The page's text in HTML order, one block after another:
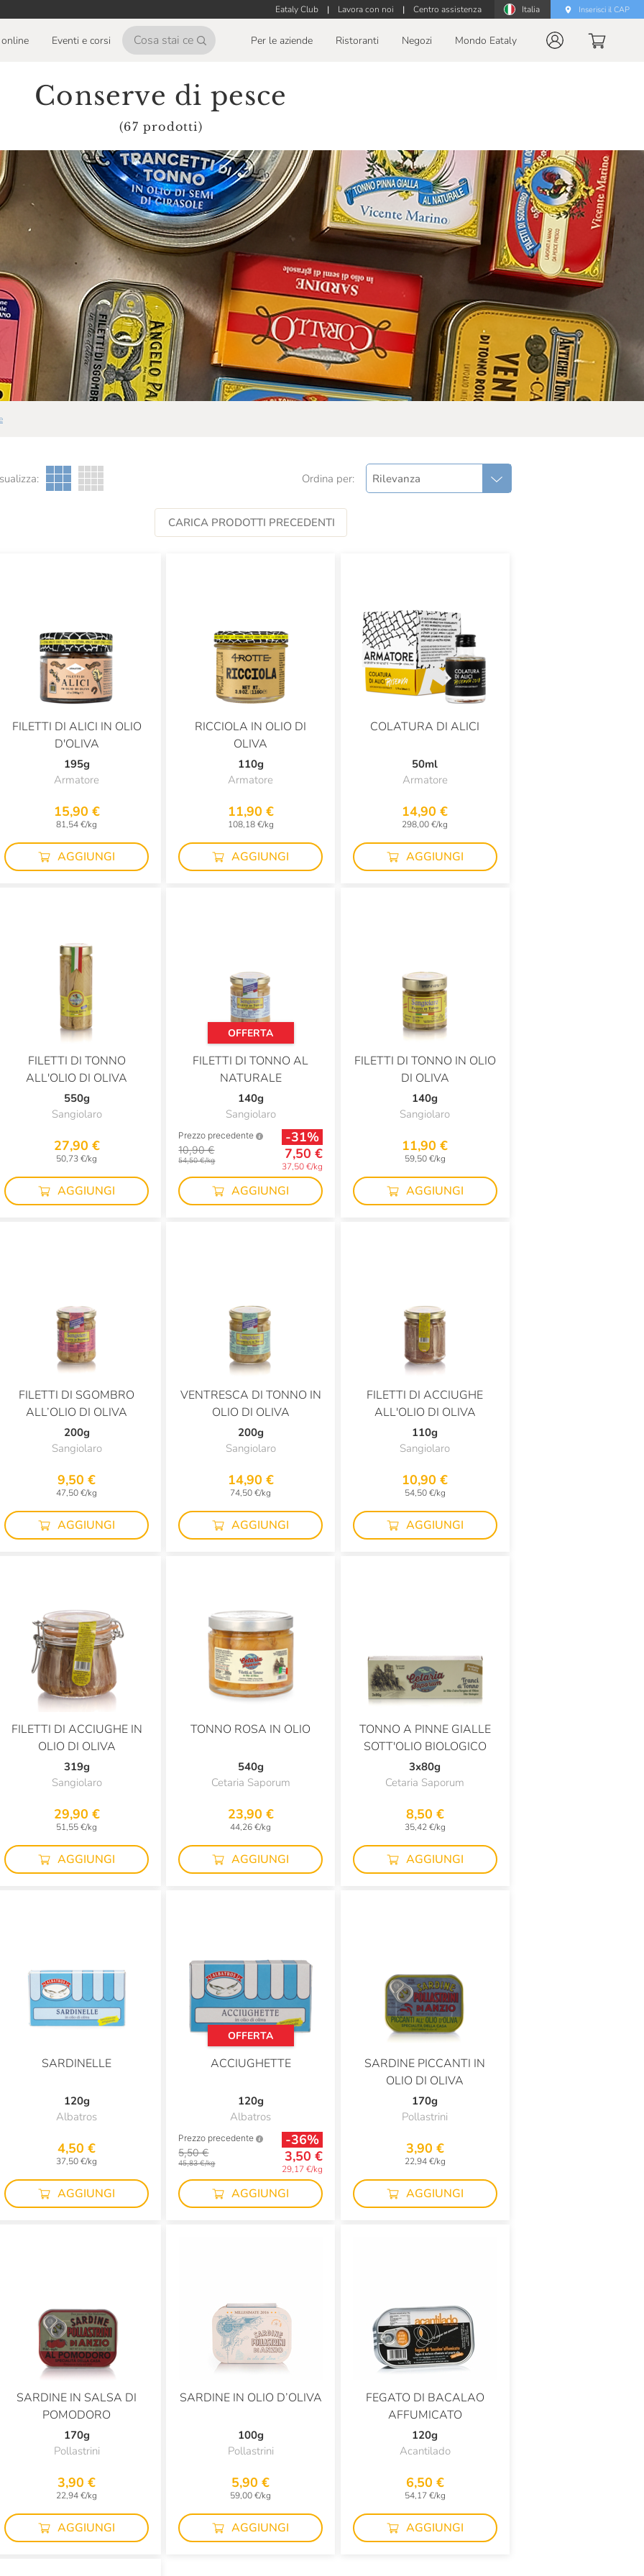
Eataly Club | Lavora con noi | Centro assistenza Italia Inserisci il CAP
Eventi e corsi Per le aziende Ristoranti Negozi Mondo Eataly
Conserve di pesce
(67 prodotti)
Ordina per: Rilevanza
CARICA PRODOTTI PRECEDENTI
FILETTI DI ALICI IN OLIO
D'OLIVA
195g
Armatore
15,90 €
81,54 €/kg
AGGIUNGI
RICCIOLA IN OLIO DI
OLIVA
110g
Armatore
11,90 €
108,18 €/kg
AGGIUNGI
COLATURA DI ALICI
50ml
Armatore
14,90 €
298,00 €/kg
AGGIUNGI
FILETTI DI TONNO
ALL'OLIO DI OLIVA
550g
Sangiolaro
27,90 €
50,73 €/kg
AGGIUNGI
OFFERTA
FILETTI DI TONNO AL
NATURALE
140g
Sangiolaro
Prezzo precedente
10,90 €
54,50 €/kg
-31%
7,50 €
37,50 €/kg
AGGIUNGI
FILETTI DI TONNO IN OLIO
DI OLIVA
140g
Sangiolaro
11,90 €
59,50 €/kg
AGGIUNGI
FILETTI DI SGOMBRO
ALL’OLIO DI OLIVA
200g
Sangiolaro
9,50 €
47,50 €/kg
AGGIUNGI
VENTRESCA DI TONNO IN
OLIO DI OLIVA
200g
Sangiolaro
14,90 €
74,50 €/kg
AGGIUNGI
FILETTI DI ACCIUGHE
ALL'OLIO DI OLIVA
110g
Sangiolaro
10,90 €
54,50 €/kg
AGGIUNGI
FILETTI DI ACCIUGHE IN
OLIO DI OLIVA
319g
Sangiolaro
29,90 €
51,55 €/kg
AGGIUNGI
TONNO ROSA IN OLIO
540g
Cetaria Saporum
23,90 €
44,26 €/kg
AGGIUNGI
TONNO A PINNE GIALLE
SOTT'OLIO BIOLOGICO
3x80g
Cetaria Saporum
8,50 €
35,42 €/kg
AGGIUNGI
SARDINELLE
120g
Albatros
4,50 €
37,50 €/kg
AGGIUNGI
OFFERTA
ACCIUGHETTE
120g
Albatros
Prezzo precedente
5,50 €
45,83 €/kg
-36%
3,50 €
29,17 €/kg
AGGIUNGI
SARDINE PICCANTI IN
OLIO DI OLIVA
170g
Pollastrini
3,90 €
22,94 €/kg
AGGIUNGI
SARDINE IN SALSA DI
POMODORO
170g
Pollastrini
3,90 €
22,94 €/kg
AGGIUNGI
SARDINE IN OLIO D’OLIVA
100g
Pollastrini
5,90 €
59,00 €/kg
AGGIUNGI
FEGATO DI BACALAO
AFFUMICATO
120g
Acantilado
6,50 €
54,17 €/kg
AGGIUNGI